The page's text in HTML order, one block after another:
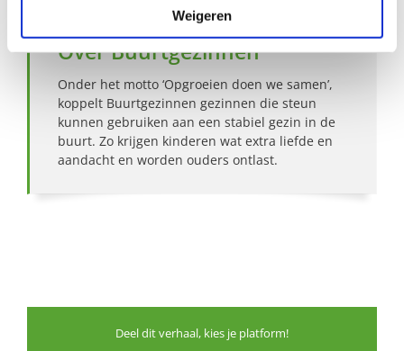
Weigeren
Over Buurtgezinnen
Onder het motto ‘Opgroeien doen we samen’,
koppelt Buurtgezinnen gezinnen die steun
kunnen gebruiken aan een stabiel gezin in de
buurt. Zo krijgen kinderen wat extra liefde en
aandacht en worden ouders ontlast.
Deel dit verhaal, kies je platform!